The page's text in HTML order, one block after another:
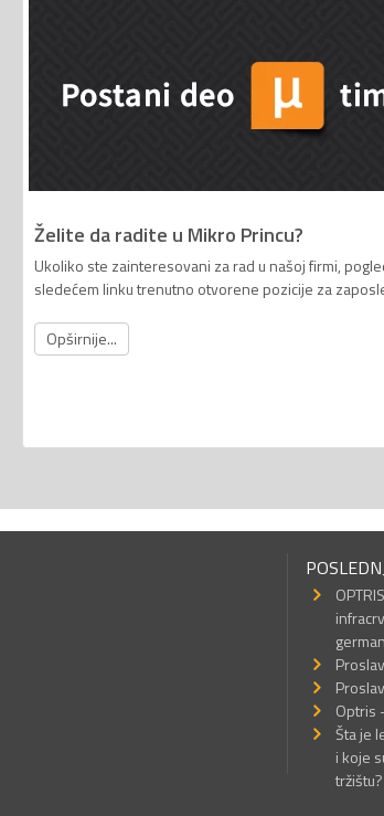
Želite da radite u Mikro Princu?
Ukoliko ste zainteresovani za rad u našoj firmi,
sledećem linku trenutno otvorene pozicije za
Opširnije...
Optris
Šta je
i koje
tržištu?